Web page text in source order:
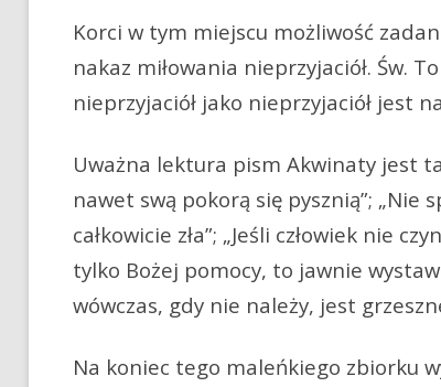
Korci w tym miejscu możliwość
nakaz miłowania nieprzyjaciół. Św.
nieprzyjaciół jako nieprzyjaciół jest
Uważna lektura pism Akwinaty jest
nawet swą pokorą się pysznią”; „Nie
całkowicie zła”; „Jeśli człowiek nie
tylko Bożej pomocy, to jawnie
wówczas, gdy nie należy, jest
Na koniec tego maleńkiego zbiorku